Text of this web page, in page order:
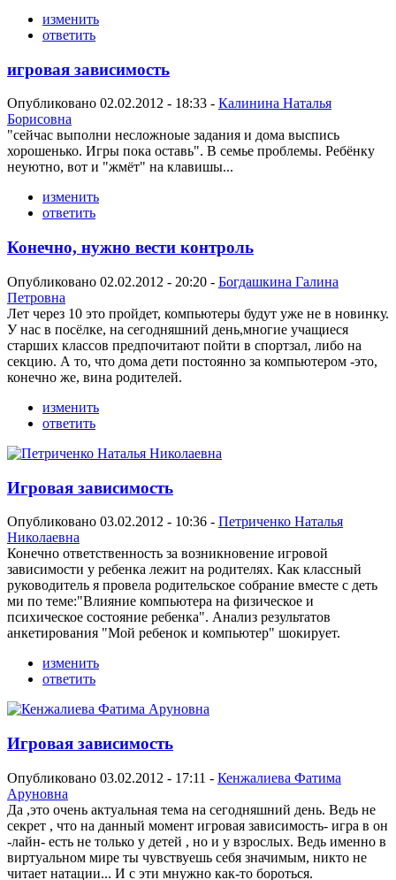
изменить
ответить
игровая зависимость
Опубликовано 02.02.2012 - 18:33 - Калинина Наталья
Борисовна
"сейчас выполни несложноые задания и дома выспись
хорошенько. Игры пока оставь". В семье проблемы. Ребёнку
неуютно, вот и "жмёт" на клавишы...
изменить
ответить
Конечно, нужно вести контроль
Опубликовано 02.02.2012 - 20:20 - Богдашкина Галина
Петровна
Лет через 10 это пройдет, компьютеры будут уже не в новинку.
У нас в посёлке, на сегодняшний день,многие учащиеся
старших классов предпочитают пойти в спортзал, либо на
секцию. А то, что дома дети постоянно за компьютером -это,
конечно же, вина родителей.
изменить
ответить
Игровая зависимость
Опубликовано 03.02.2012 - 10:36 - Петриченко Наталья
Николаевна
Конечно ответственность за возникновение игровой
зависимости у ребенка лежит на родителях. Как классный
руководитель я провела родительское собрание вместе с деть
ми по теме:"Влияние компьютера на физическое и
психическое состояние ребенка". Анализ результатов
анкетирования "Мой ребенок и компьютер" шокирует.
изменить
ответить
Игровая зависимость
Опубликовано 03.02.2012 - 17:11 - Кенжалиева Фатима
Аруновна
Да ,это очень актуальная тема на сегодняшний день. Ведь не
секрет , что на данный момент игровая зависимость- игра в он
-лайн- есть не только у детей , но и у взрослых. Ведь именно в
виртуальном мире ты чувствуешь себя значимым, никто не
читает натации... И с эти мнужно как-то бороться.